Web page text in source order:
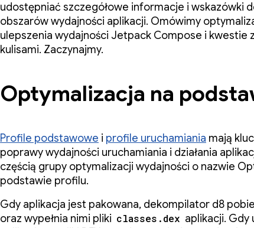
udostępniać szczegółowe informacje i wskazówki
obszarów wydajności aplikacji. Omówimy
ulepszenia wydajności Jetpack Compose i kwestie
kulisami. Zaczynajmy.
Optymalizacja na
Profile podstawowe i profile uruchamiania mają
poprawy wydajności uruchamiania i działania
częścią grupy optymalizacji wydajności o nazwie
podstawie profilu.
Gdy aplikacja jest pakowana, dekompilator d8
oraz wypełnia nimi pliki classes.dex aplikacji.